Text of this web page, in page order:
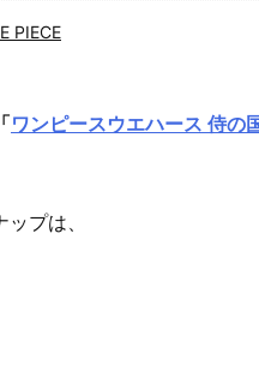
PIECE
「ワンピースウエハース 侍の
プは、